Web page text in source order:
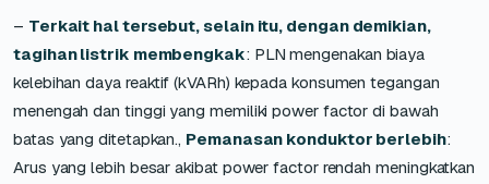
– Terkait hal tersebut, selain itu, dengan demikian,
tagihan listrik membengkak: PLN mengenakan biaya
kelebihan daya reaktif (kVARh) kepada konsumen tegangan
menengah dan tinggi yang memiliki power factor di bawah
batas yang ditetapkan., Pemanasan konduktor berlebih:
Arus yang lebih besar akibat power factor rendah meningkatkan